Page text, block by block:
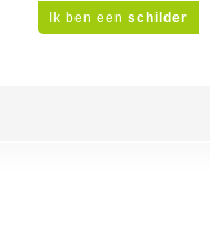
Ik ben een schilder